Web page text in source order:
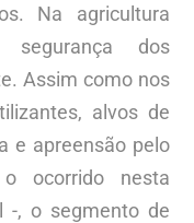
Na agricultura
dos
Assim como nos
alvos de
e apreensão pelo
ocorrido nesta
-, o segmento de